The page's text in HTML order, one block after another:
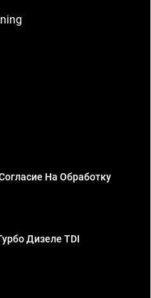
На Обработку
Дизеле TDI